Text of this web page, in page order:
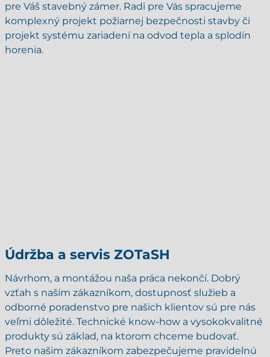
pre Váš stavebný zámer. Radi pre Vás spracujeme
komplexný projekt požiarnej bezpečnosti stavby či
projekt systému zariadení na odvod tepla a splodín
horenia.
Údržba a servis ZOTaSH
Návrhom, a montážou naša práca nekončí. Dobrý
vzťah s naším zákazníkom, dostupnosť služieb a
odborné poradenstvo pre našich klientov sú pre nás
veľmi dôležité. Technické know-how a vysokokvalitné
produkty sú základ, na ktorom chceme budovať.
Preto našim zákazníkom zabezpečujeme pravidelnú